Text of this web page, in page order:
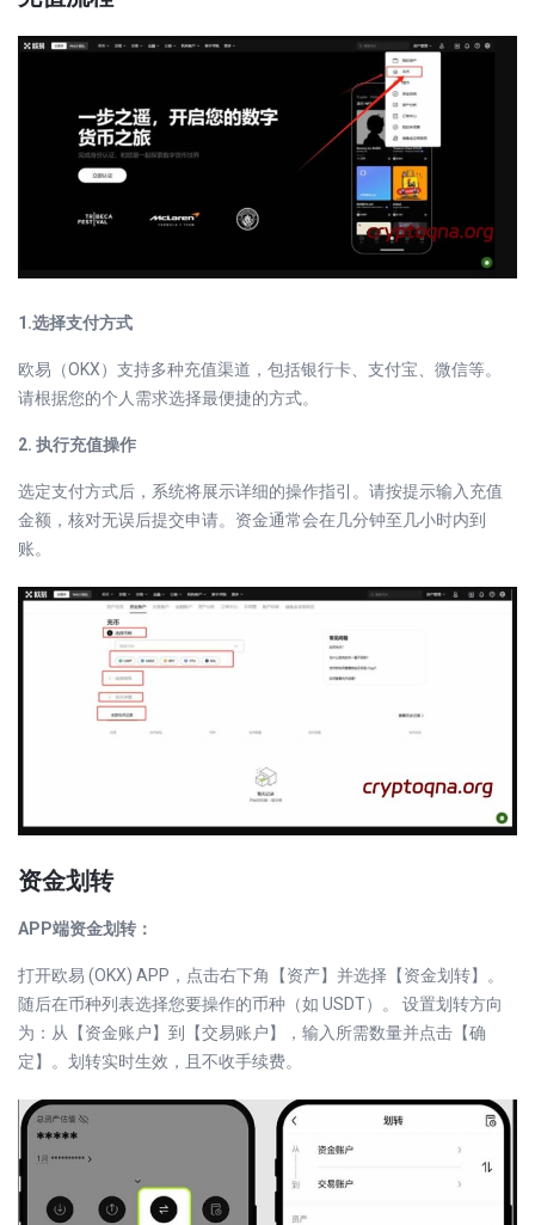
1.选择支付方式
欧易（OKX）支持多种充值渠道，包括银行卡、支付宝、微信等。
请根据您的个人需求选择最便捷的方式。
2. 执行充值操作
选定支付方式后，系统将展示详细的操作指引。请按提示输入充值
金额，核对无误后提交申请。资金通常会在几分钟至几小时内到
账。
资金划转
APP端资金划转：
打开欧易 (OKX) APP，点击右下角【资产】并选择【资金划转】。
随后在币种列表选择您要操作的币种（如 USDT）。 设置划转方向
为：从【资金账户】到【交易账户】，输入所需数量并点击【确
定】。划转实时生效，且不收手续费。